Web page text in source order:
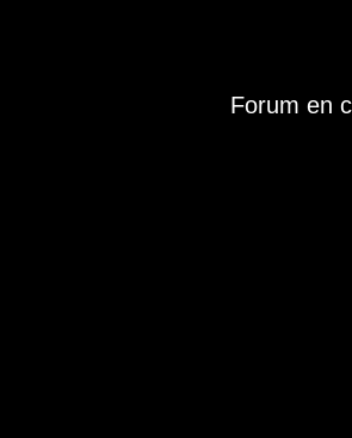
Forum en